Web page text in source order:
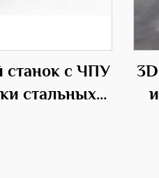
станок с ЧПУ
стальных